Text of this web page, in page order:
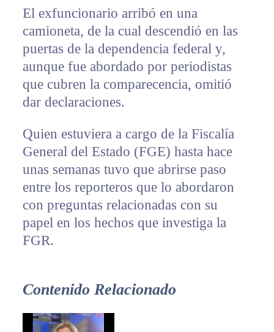
El exfuncionario arribó en una
camioneta, de la cual descendió en las
puertas de la dependencia federal y,
aunque fue abordado por periodistas
que cubren la comparecencia, omitió
dar declaraciones.
Quien estuviera a cargo de la Fiscalía
General del Estado (FGE) hasta hace
unas semanas tuvo que abrirse paso
entre los reporteros que lo abordaron
con preguntas relacionadas con su
papel en los hechos que investiga la
FGR.
Contenido Relacionado